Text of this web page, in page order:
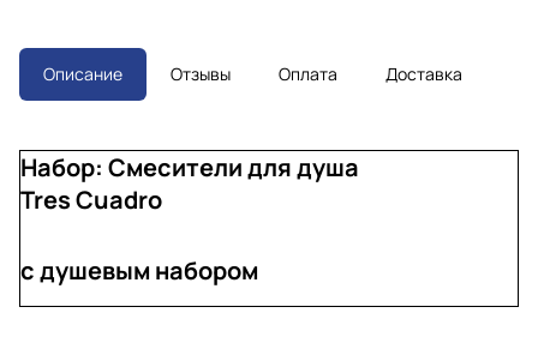
Описание Отзывы Оплата Доставка
Набор: Смесители для душа
Tres Cuadro
с душевым набором